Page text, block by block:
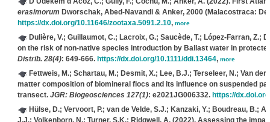
erasimorum Dworschak, Abed-Navandi & Anker, 2000 (Malacostraca:
https://dx.doi.org/10.11646/zootaxa.5091.2.10, more
Dulière, V.; Guillaumot, C.; Lacroix, G.; Saucède, T.; López-Farran, Z.;
on the risk of non-native species introduction by Ballast water in
Distrib. 28(4): 649-666. https://dx.doi.org/10.1111/ddi.13464, more
Fettweis, M.; Schartau, M.; Desmit, X.; Lee, B.J.; Terseleer, N.; Van
matter composition of biomineral flocs and its influence on suspended
transect. JGR: Biogeosciences 127(1): e2021JG006332. https://
Hülse, D.; Vervoort, P.; van de Velde, S.J.; Kanzaki, Y.; Boudreau, B.;
J.J.; Volkenborn, N.; Turner, S.K.; Ridgwell, A.(2022). Assessing the